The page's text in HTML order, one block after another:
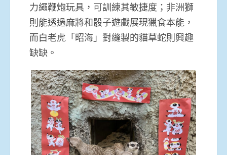
力繩鞭炮玩具，可訓練其敏捷度；非洲獅
則能透過麻將和骰子遊戲展現獵食本能，
而白老虎「昭海」對縫製的貓草蛇則興趣
缺缺。